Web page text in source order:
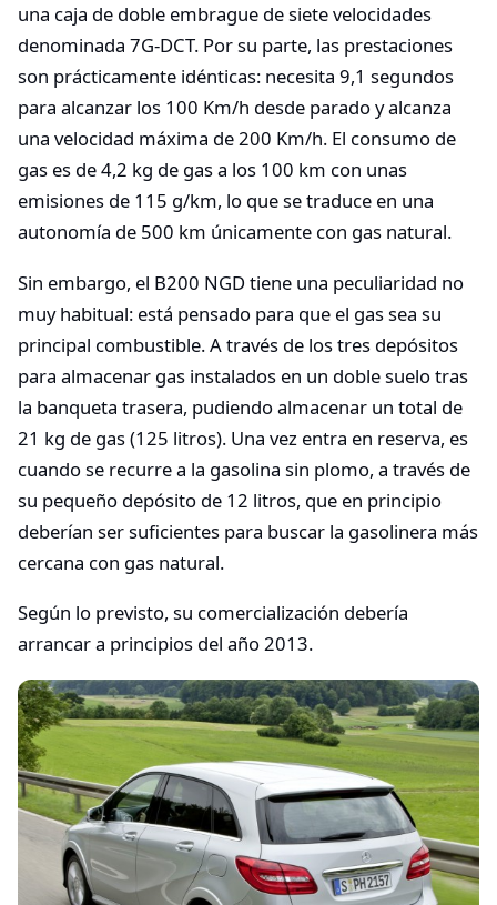
una caja de doble embrague de siete velocidades
denominada 7G-DCT. Por su parte, las prestaciones
son prácticamente idénticas: necesita 9,1 segundos
para alcanzar los 100 Km/h desde parado y alcanza
una velocidad máxima de 200 Km/h. El consumo de
gas es de 4,2 kg de gas a los 100 km con unas
emisiones de 115 g/km, lo que se traduce en una
autonomía de 500 km únicamente con gas natural.
Sin embargo, el B200 NGD tiene una peculiaridad no
muy habitual: está pensado para que el gas sea su
principal combustible. A través de los tres depósitos
para almacenar gas instalados en un doble suelo tras
la banqueta trasera, pudiendo almacenar un total de
21 kg de gas (125 litros). Una vez entra en reserva, es
cuando se recurre a la gasolina sin plomo, a través de
su pequeño depósito de 12 litros, que en principio
deberían ser suficientes para buscar la gasolinera más
cercana con gas natural.
Según lo previsto, su comercialización debería
arrancar a principios del año 2013.